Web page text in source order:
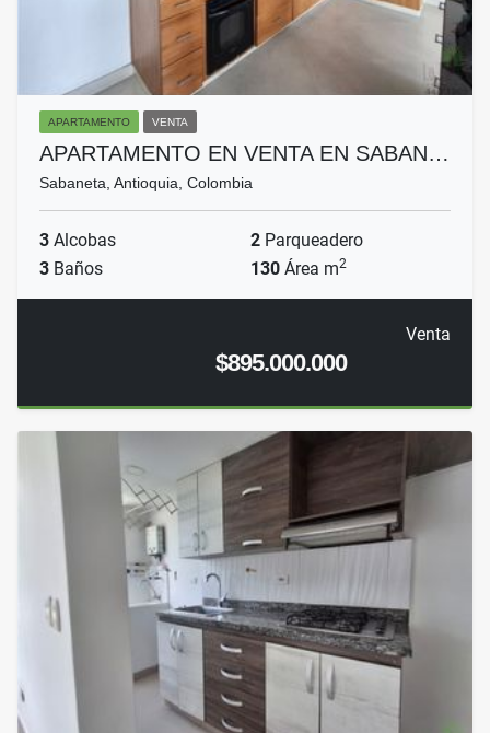
APARTAMENTO VENTA
APARTAMENTO EN VENTA EN SABAN…
Sabaneta, Antioquia, Colombia
3 Alcobas 2 Parqueadero
3 Baños 130 Área m2
Venta
$895.000.000